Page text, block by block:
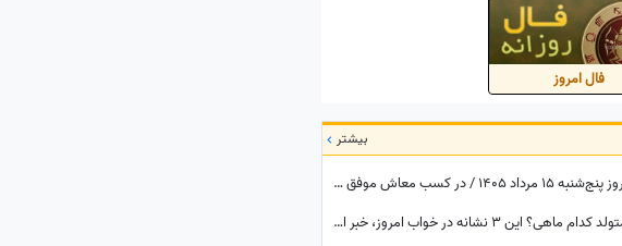
فال امروز
بیشتر
فال قهوه با نشان امروز پنج‌شنبه 15 مرداد 1405 / در کسب معاش موفق و نیرومند هستید و بر دشمنان غلبه می‌کنید مخصوصا بر ...
تعبیر خواب روزانه؛ متولد کدام ماهی؟ این 3 نشانه در خواب امروز، خبر از یک رویداد بزرگ می‌دهند! / پنج‌شنبه 15 مرداد 1405